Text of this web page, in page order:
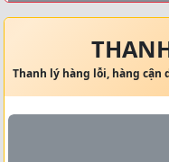
Thanh lý hàng lỗi, hàng cận